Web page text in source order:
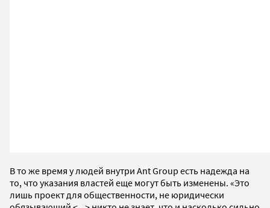
В то же время у людей внутри Ant Group есть надежда на
то, что указания властей еще могут быть изменены. «Это
лишь проект для общественности, не юридически